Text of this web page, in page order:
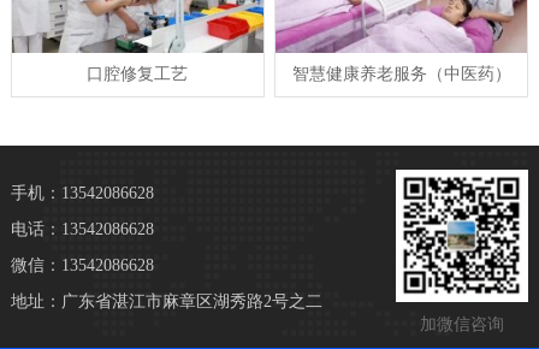
口腔修复工艺 智慧健康养老服务（中医药）
加微信咨询
手机：13542086628
电话：13542086628
微信：13542086628
地址：广东省湛江市麻章区湖秀路2号之二